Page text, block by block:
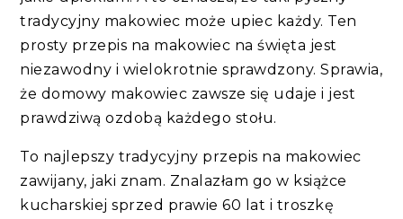
tradycyjny makowiec może upiec każdy. Ten
prosty przepis na makowiec na święta jest
niezawodny i wielokrotnie sprawdzony. Sprawia,
że domowy makowiec zawsze się udaje i jest
prawdziwą ozdobą każdego stołu.
To najlepszy tradycyjny przepis na makowiec
zawijany, jaki znam. Znalazłam go w książce
kucharskiej sprzed prawie 60 lat i troszkę